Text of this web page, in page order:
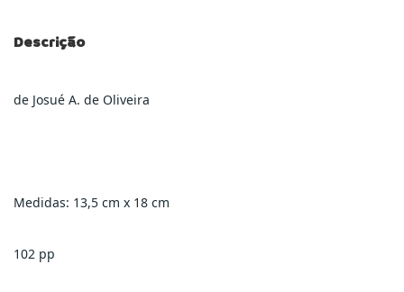
Descrição
de Josué A. de Oliveira
Medidas: 13,5 cm x 18 cm
102 pp